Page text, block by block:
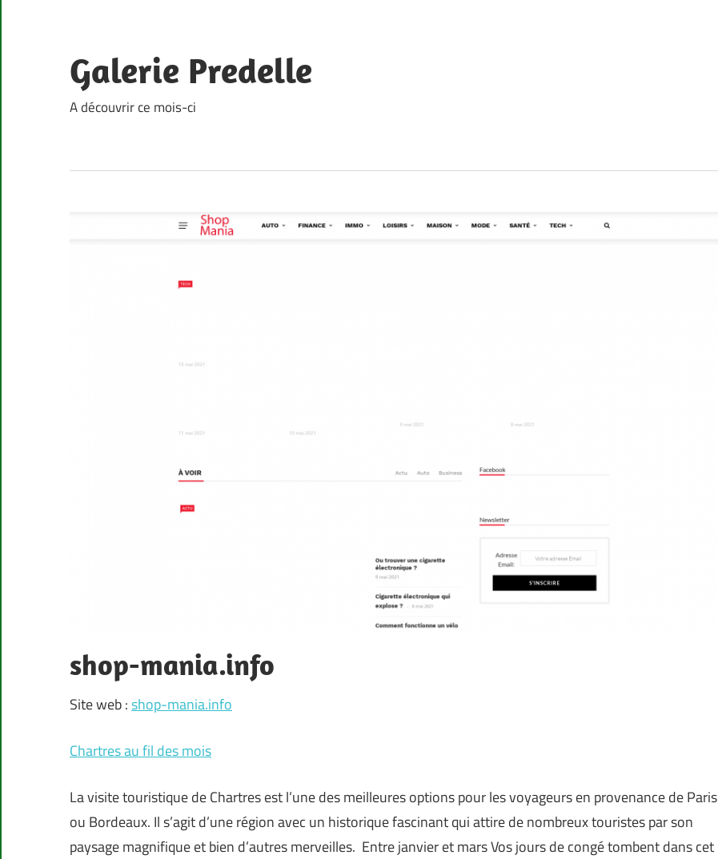
content
Galerie Predelle
A découvrir ce mois-ci
shop-mania.info
Site web :shop-mania.info
Chartres au fil des mois
La visite touristique de Chartres est l’une des meilleures options pour les voyageurs en provenance de Paris
ou Bordeaux. Il s’agit d’une région avec un historique fascinant qui attire de nombreux touristes par son
paysage magnifique et bien d’autres merveilles. Entre janvier et mars Vos jours de congé tombent dans cet